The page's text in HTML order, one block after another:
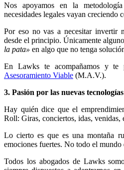
Nos apoyamos en la
necesidades legales vayan creciendo
Por eso no vas a necesitar invertir
desde el principio. Únicamente
la pata» en algo que no tenga
En Lawks te acompañamos y te
Asesoramiento Viable (M.A.V.).
3. Pasión por las nuevas tecnologías
Hay quién dice que el
Roll: Giras, conciertos, idas,
Lo cierto es que es una montaña
emociones fuertes. No todo el mundo
Todos los abogados de Lawks